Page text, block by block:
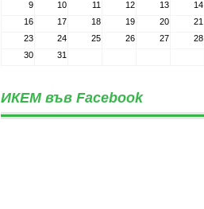
9
10 11 12 13 14
16
17 18 19 20 21
23
24 25 26 27 28
30
31
ИКЕМ във Facebook